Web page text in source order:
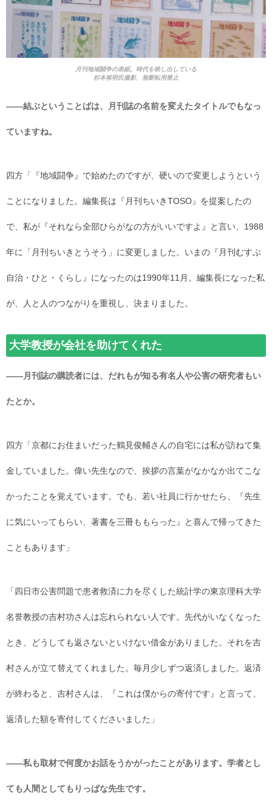
月刊地域闘争の表紙。時代を映し出している
杉本裕明氏撮影、無断転用禁止
――結ぶということばは、月刊誌の名前を変えたタイトルでもなっ
ていますね。
四方「『地域闘争』で始めたのですが、硬いので変更しようという
ことになりました。編集長は『月刊ちいきTOSO』を提案したの
で、私が『それなら全部ひらがなの方がいいですよ』と言い、1988
年に「月刊ちいきとうそう」に変更しました。いまの『月刊むすぶ
自治・ひと・くらし』になったのは1990年11月。編集長になった私
が、人と人のつながりを重視し、決まりました。
大学教授が会社を助けてくれた
――月刊誌の購読者には、だれもが知る有名人や公害の研究者もい
たとか。
四方「京都にお住まいだった鶴見俊輔さんの自宅には私が訪ねて集
金していました。偉い先生なので、挨拶の言葉がなかなか出てこな
かったことを覚えています。でも、若い社員に行かせたら、『先生
に気にいってもらい、著書を三冊ももらった』と喜んで帰ってきた
こともあります」
「四日市公害問題で患者救済に力を尽くした統計学の東京理科大学
名誉教授の吉村功さんは忘れられない人です。先代がいなくなった
とき、どうしても返さないといけない借金がありました。それを吉
村さんが立て替えてくれました。毎月少しずつ返済しました。返済
が終わると、吉村さんは、『これは僕からの寄付です』と言って、
返済した額を寄付してくださいました」
――私も取材で何度かお話をうかがったことがあります。学者とし
ても人間としてもりっぱな先生です。